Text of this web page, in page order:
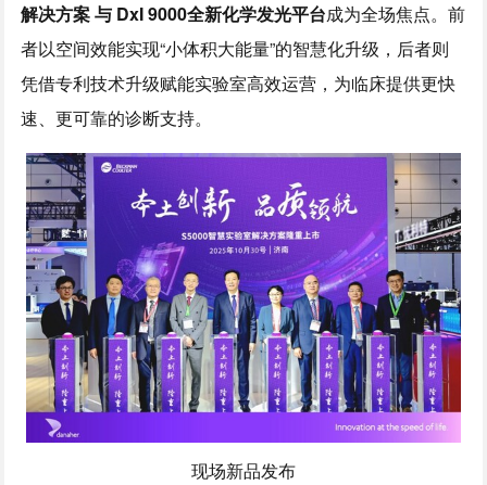
解决方案 与 DxI 9000全新化学发光平台成为全场焦点。前
者以空间效能实现“小体积大能量”的智慧化升级，后者则
凭借专利技术升级赋能实验室高效运营，为临床提供更快
速、更可靠的诊断支持。
现场新品发布